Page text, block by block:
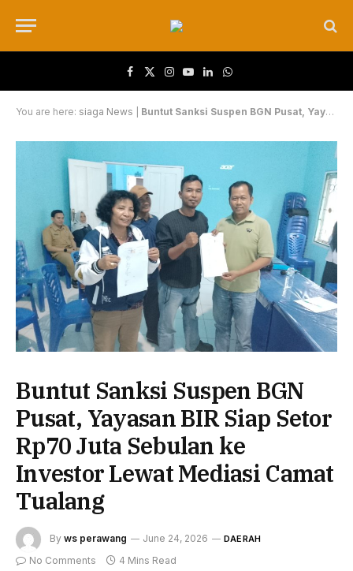
Facebook
X (Twitter)
Instagram
YouTube
LinkedInWhatsApp
You are here: siaga News Buntut Sanksi Suspen BGN Pusat, Yayasan BIR Siap Setor Rp70 Juta Sebulan ke Investor Lewat Mediasi Camat Tualang
Buntut Sanksi Suspen BGN
Pusat, Yayasan BIR Siap Setor
Rp70 Juta Sebulan ke
Investor Lewat Mediasi Camat
Tualang
By ws perawang June 24, 2026 DAERAH
No Comments 4 Mins Read